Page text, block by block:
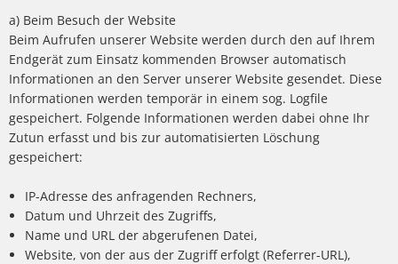
a) Beim Besuch der Website
Beim Aufrufen unserer Website werden durch den auf Ihrem
Endgerät zum Einsatz kommenden Browser automatisch
Informationen an den Server unserer Website gesendet. Diese
Informationen werden temporär in einem sog. Logfile
gespeichert. Folgende Informationen werden dabei ohne Ihr
Zutun erfasst und bis zur automatisierten Löschung
gespeichert:
IP-Adresse des anfragenden Rechners,
Datum und Uhrzeit des Zugriffs,
Name und URL der abgerufenen Datei,
Website, von der aus der Zugriff erfolgt (Referrer-URL),